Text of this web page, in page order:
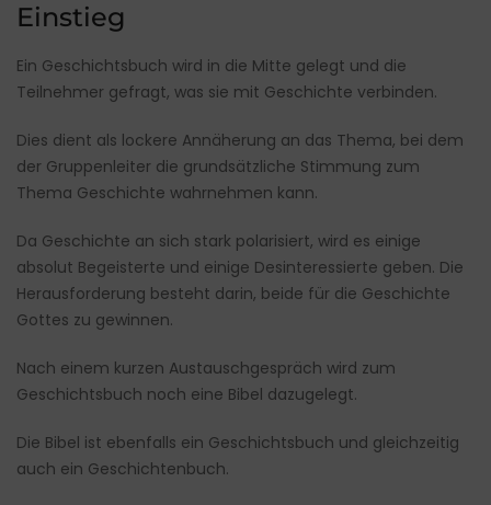
Einstieg
Ein Geschichtsbuch wird in die Mitte gelegt und die
Teilnehmer gefragt, was sie mit Geschichte verbinden.
Dies dient als lockere Annäherung an das Thema, bei dem
der Gruppenleiter die grundsätzliche Stimmung zum
Thema Geschichte wahrnehmen kann.
Da Geschichte an sich stark polarisiert, wird es einige
absolut Begeisterte und einige Desinteressierte geben. Die
Herausforderung besteht darin, beide für die Geschichte
Gottes zu gewinnen.
Nach einem kurzen Austauschgespräch wird zum
Geschichtsbuch noch eine Bibel dazugelegt.
Die Bibel ist ebenfalls ein Geschichtsbuch und gleichzeitig
auch ein Geschichtenbuch.